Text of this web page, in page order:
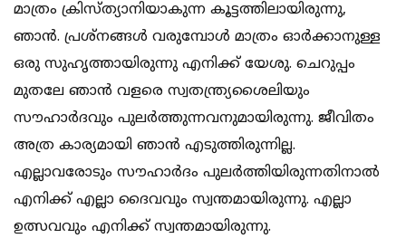
മാത്രം ക്രിസ്ത്യാനിയാകുന്ന കൂട്ടത്തിലായിരുന്നു,
ഞാന്‍. പ്രശ്‌നങ്ങള്‍ വരുമ്പോള്‍ മാത്രം ഓര്‍ക്കാനുള്ള
ഒരു സുഹൃത്തായിരുന്നു എനിക്ക് യേശു. ചെറുപ്പം
മുതലേ ഞാന്‍ വളരെ സ്വതന്ത്ര്യശൈലിയും
സൗഹാര്‍ദവും പുലര്‍ത്തുന്നവനുമായിരുന്നു. ജീവിതം
അത്ര കാര്യമായി ഞാന്‍ എടുത്തിരുന്നില്ല.
എല്ലാവരോടും സൗഹാര്‍ദം പുലര്‍ത്തിയിരുന്നതിനാല്‍
എനിക്ക് എല്ലാ ദൈവവും സ്വന്തമായിരുന്നു. എല്ലാ
ഉത്സവവും എനിക്ക് സ്വന്തമായിരുന്നു.